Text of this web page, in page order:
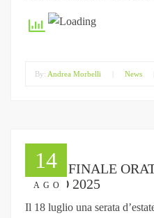
By: Andrea Morbelli News
14
AGO
FESTA FINALE
GUIDO 2025
Il 18 luglio una serata